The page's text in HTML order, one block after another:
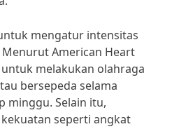
mengatur intensitas
American Heart
melakukan olahraga
bersepeda selama
minggu. Selain itu,
seperti angkat